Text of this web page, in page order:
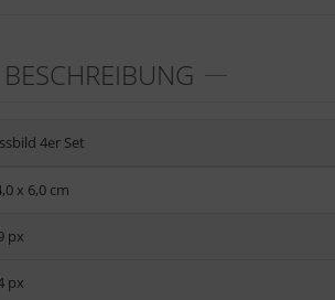
BESCHREIBUNG
4er Set
x 6,0 cm
px
px